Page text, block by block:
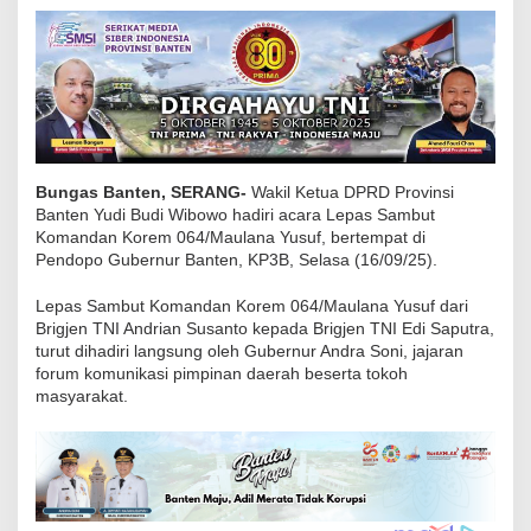
u
d
i
B
u
d
i
W
b
o
w
a
d
Bungas Banten, SERANG- Wakil Ketua DPRD Provinsi
Banten Yudi Budi Wibowo hadiri acara Lepas Sambut
Komandan Korem 064/Maulana Yusuf, bertempat di
Pendopo Gubernur Banten, KP3B, Selasa (16/09/25).
Lepas Sambut Komandan Korem 064/Maulana Yusuf dari
Brigjen TNI Andrian Susanto kepada Brigjen TNI Edi Saputra,
turut dihadiri langsung oleh Gubernur Andra Soni, jajaran
forum komunikasi pimpinan daerah beserta tokoh
masyarakat.